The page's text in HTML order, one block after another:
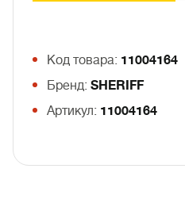
Код товара: 11004164
Бренд: SHERIFF
Артикул: 11004164